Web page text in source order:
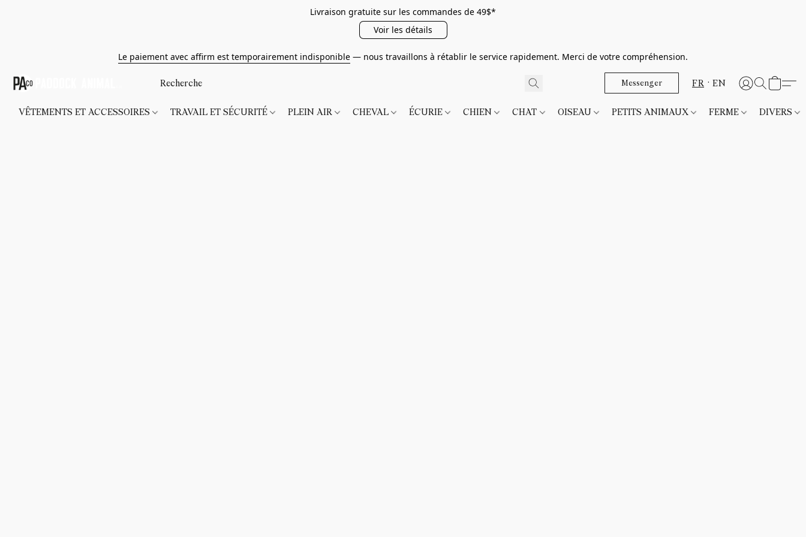
Livraison gratuite sur les commandes de 49$*
Voir les détails
Le paiement avec affirm est temporairement indisponible — nous travaillons à rétablir le service rapidement. Merci de votre compréhension.
Messenger FR EN
VÊTEMENTS ET ACCESSOIRES TRAVAIL ET SÉCURITÉ PLEIN AIR CHEVAL ÉCURIE CHIEN CHAT OISEAU PETITS ANIMAUX FERME DIVERS